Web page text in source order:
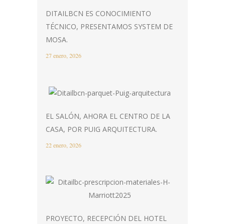
DITAILBCN ES CONOCIMIENTO
TÉCNICO, PRESENTAMOS SYSTEM DE
MOSA.
27 enero, 2026
EL SALÓN, AHORA EL CENTRO DE LA
CASA, POR PUIG ARQUITECTURA.
22 enero, 2026
PROYECTO, RECEPCIÓN DEL HOTEL